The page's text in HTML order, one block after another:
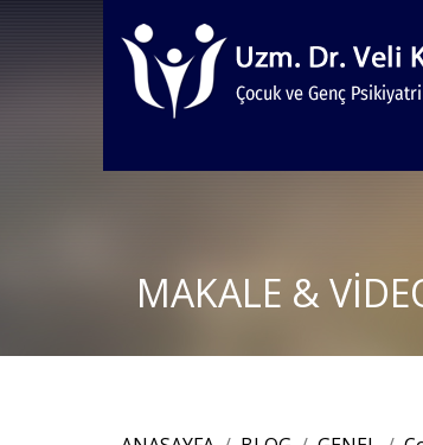
MAKALE &